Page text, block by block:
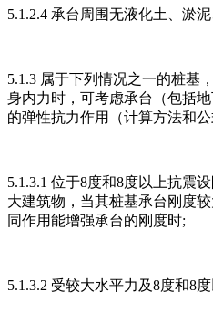
5.1.2.4 承台周围无液化土、淤泥
5.1.3 属于下列情况之一的桩基
身内力时，可考虑承台（包括
的弹性抗力作用（计算方法和公
5.1.3.1 位于8度和8度以上抗震
大建筑物，当其桩基承台刚度
同作用能增强承台的刚度时;
5.1.3.2 受较大水平力及8度和8